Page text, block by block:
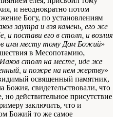
и неоднократно потом
Богу, по установлениям
заутра и взя камень, его же
и постави его в столп, и возлия
имя месту тому Дом Божий»
в Месопотамию,
столп на месте, иде же
и пожре на нем жертву»
освященный памятник,
Божия, свидетельствовали, что
но действительное присутствие
заключить, что и
Божий то же самое